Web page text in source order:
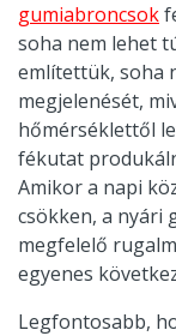
gumiabroncsok
soha nem lehet
említettük, soha
megjelenését,
hőmérséklettől
fékutat
Amikor a napi
csökken, a nyári
megfelelő
egyenes
Legfontosabb,